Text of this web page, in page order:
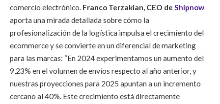
comercio electrónico. Franco Terzakian, CEO de Shipnow
aporta una mirada detallada sobre cómo la
profesionalización de la logística impulsa el crecimiento del
ecommerce y se convierte en un diferencial de marketing
para las marcas: “En 2024 experimentamos un aumento del
9,23% en el volumen de envíos respecto al año anterior, y
nuestras proyecciones para 2025 apuntan a un incremento
cercano al 40%. Este crecimiento está directamente